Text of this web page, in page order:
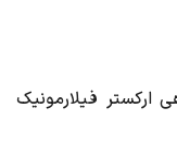
ارکستر فیلارمونیک